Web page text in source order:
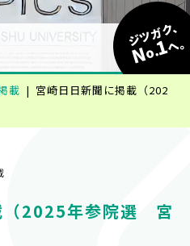
者別
ジツガク、
No.1へ
載
宮崎日日新聞に掲載（202
（2025年参院選 宮